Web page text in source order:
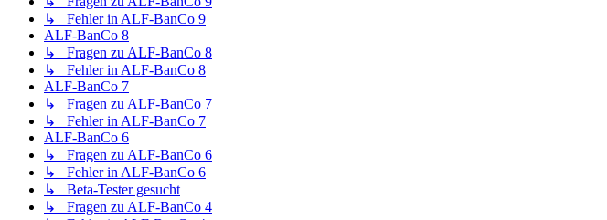
↳ Fehler in ALF-BanCo 9
ALF-BanCo 8
↳ Fragen zu ALF-BanCo 8
↳ Fehler in ALF-BanCo 8
ALF-BanCo 7
↳ Fragen zu ALF-BanCo 7
↳ Fehler in ALF-BanCo 7
ALF-BanCo 6
↳ Fragen zu ALF-BanCo 6
↳ Fehler in ALF-BanCo 6
↳ Beta-Tester gesucht
↳ Fragen zu ALF-BanCo 4